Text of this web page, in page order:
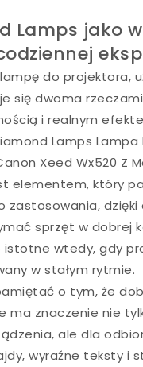
Lamps jako
do projektora,
się dwoma
i realnym
Lamps Lampa
Xeed Wx520 Z
elementem, który
zastosowania, dzięki
sprzęt w dobrej
istotne wtedy, gdy
w stałym rytmie.
o tym, że
ma znaczenie nie
ale dla
wyraźne teksty i